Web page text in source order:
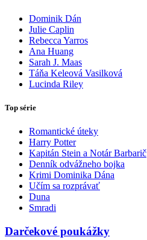
Dominik Dán
Julie Caplin
Rebecca Yarros
Ana Huang
Sarah J. Maas
Táňa Keleová Vasilková
Lucinda Riley
Top série
Romantické úteky
Harry Potter
Kapitán Stein a Notár Barbarič
Denník odvážneho bojka
Krimi Dominika Dána
Učím sa rozprávať
Duna
Smradi
Darčekové poukážky